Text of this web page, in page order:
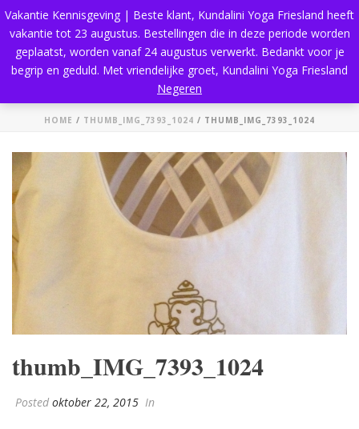
thumb_IMG_7393_1024
HOME / THUMB_IMG_7393_1024 / THUMB_IMG_7393_1024
thumb_IMG_7393_1024
Posted oktober 22, 2015 In
Vakantie Kennisgeving | Beste klant, Kundalini Yoga Friesland heeft
vakantie tot 23 augustus. Bestellingen die in deze periode worden
geplaatst, worden vanaf 24 augustus verwerkt. Bedankt voor je
begrip en geduld. Met vriendelijke groet, Kundalini Yoga Friesland
Negeren